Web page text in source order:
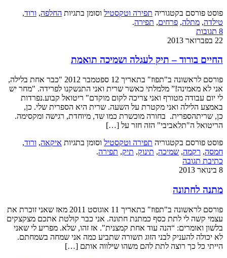
פוסט פורסם בקטגוריהתפירה וטקסטילוסומן בתגיותהחלפה,ורוד,
טילדה,מתלה,פרחים,תפירה.
22 בפברואר 2013
החיים בורוד – תיק לעגלה ושמיכה תואמת
פורסם לראשונה ב"תפוז" בתאריך 12 ספטמבר 2012 "כבר אחת בלילה,
אני לא מאמינה!” מלמלתי כאשר שרית ואני התנשקנו לפרידה. "מחר יש
לי יום עבודה מטורף ואני צריכה לקום מוקדם" ריטואל קבוע.נפרדות
באמצע הלילה ואני מקטרת על השעה. שרית היא הספרית שלי. כן,
כן, שריתהספרית. בחורה מוכשרת כמו שד, מיוחדת, רגישה ומקסימה.
הריטואל ה"תלאביבי" הזה חזר על […]
פוסט פורסם בקטגוריהתפירה וטקסטילוסומן בתגיותאיקאה,ורוד,
חמסה,רקמה,שמיכה,תינוק,תיק,תפירה.
כתיבת תגובה
מתנה לחתונה
פורסם לראשונה ב"תפוז" בתאריך 11 אוגוסט 2011 מאז שאני זוכרת את
עצמי קשה לי לתת כסף כמתנת חתונה. אני כבר קולטת אתכם מצקצקים
בלשון ואומרים: “הנה עוד אחת קמצנית". אז זהו, שלא. מפריע לי שאני
לא יכולה להעניק לבני הזוג תשורה שתביע כמה אני שמחה בשמחתם.
הייתי כל כך רוצה לתת להם משהו שילווה אותם […]